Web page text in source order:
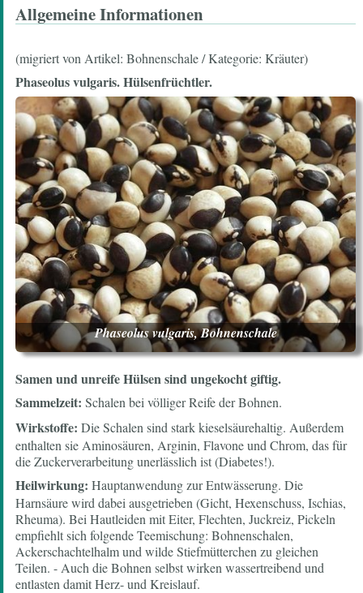
Allgemeine Informationen
(migriert von Artikel: Bohnenschale / Kategorie: Kräuter)
Phaseolus vulgaris. Hülsenfrüchtler.
Phaseolus vulgaris, Bohnenschale
Samen und unreife Hülsen sind ungekocht giftig.
Sammelzeit: Schalen bei völliger Reife der Bohnen.
Wirkstoffe: Die Schalen sind stark kieselsäurehaltig. Außerdem
enthalten sie Aminosäuren, Arginin, Flavone und Chrom, das für
die Zuckerverarbeitung unerlässlich ist (Diabetes!).
Heilwirkung: Hauptanwendung zur Entwässerung. Die
Harnsäure wird dabei ausgetrieben (Gicht, Hexenschuss, Ischias,
Rheuma). Bei Hautleiden mit Eiter, Flechten, Juckreiz, Pickeln
empfiehlt sich folgende Teemischung: Bohnenschalen,
Ackerschachtelhalm und wilde Stiefmütterchen zu gleichen
Teilen. - Auch die Bohnen selbst wirken wassertreibend und
entlasten damit Herz- und Kreislauf.